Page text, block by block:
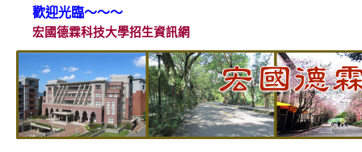
宏國德霖科技大學招生資訊網
歡迎光臨～～～